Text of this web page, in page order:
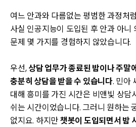
여느 안과와 다름없는 평범한 과정처
사실 인공지능이 도입된 후 안과 아니
문제 몇 가지를 경험하지 않았습니다.
우선,상담 업무가 종료된 밤이나 주말
충분히 상담을 받을 수 있습니다. 민아
대해 흥미를 가진 시간은 비앤빛 상담
쉬는 시간이었습니다. 그러니 원하는
없지요. 하지만챗봇이 도입되면서 밤